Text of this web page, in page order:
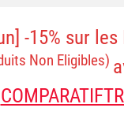
-15% sur
Non Eligibles)